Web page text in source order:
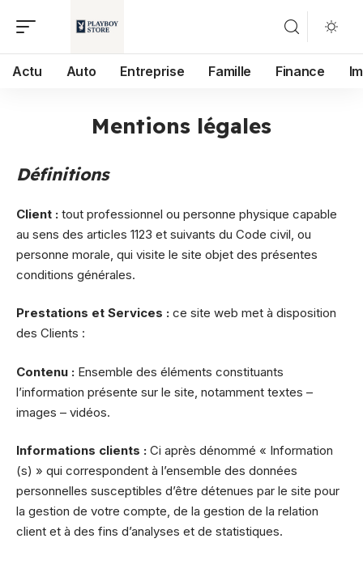
Actu Auto Entreprise Famille Finance
Mentions légales
Définitions
Client : tout professionnel ou personne physique capable
au sens des articles 1123 et suivants du Code civil, ou
personne morale, qui visite le site objet des présentes
conditions générales.
Prestations et Services : ce site web met à disposition
des Clients :
Contenu : Ensemble des éléments constituants
l’information présente sur le site, notamment textes –
images – vidéos.
Informations clients : Ci après dénommé « Information
(s) » qui correspondent à l’ensemble des données
personnelles susceptibles d’être détenues par le site pour
la gestion de votre compte, de la gestion de la relation
client et à des fins d’analyses et de statistiques.